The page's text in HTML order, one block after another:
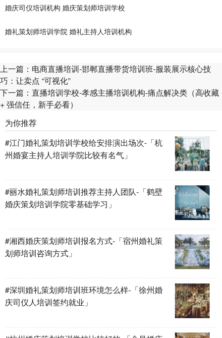
婚庆司仪培训机构 婚庆策划师培训学校
婚礼策划师培训学院 婚礼主持人培训机构
上一篇： 电商直播培训-邯郸直播带货培训班-​服装展示核心技
巧：让卖点 “可视化”
下一篇： 直播培训学校-孝感主播培训机构-痛点解决类（高收藏
+ 强信任，新手必看）
为你推荐
#江门婚礼策划培训学校给安排演出场次-「杭
州婚宴主持人培训学院比较有名气」
#丽水婚礼策划师培训推荐主持人团队-「鹤壁
婚庆策划培训学院零基础学习」
#湘西婚庆策划师培训报名方式-「宿州婚礼策
划师培训咨询方式」
#深圳婚礼策划师培训班环境怎么样-「徐州婚
庆司仪人培训签约就业」